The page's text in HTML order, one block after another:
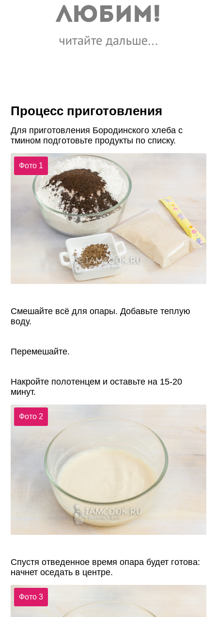
Процесс приготовления
Для приготовления Бородинского хлеба с
тмином подготовьте продукты по списку.
Фото 1
Смешайте всё для опары. Добавьте теплую
воду.
Перемешайте.
Накройте полотенцем и оставьте на 15-20
минут.
Фото 2
Спустя отведенное время опара будет готова:
начнет оседать в центре.
Фото 3